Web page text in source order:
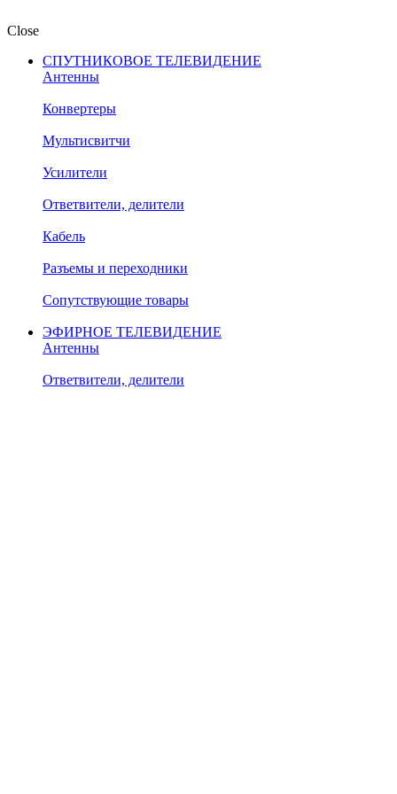
Close
СПУТНИКОВОЕ ТЕЛЕВИДЕНИЕ
Антенны
Конвертеры
Мультисвитчи
Усилители
Ответвители, делители
Кабель
Разъемы и переходники
Сопутствующие товары
ЭФИРНОЕ ТЕЛЕВИДЕНИЕ
Антенны
Ответвители, делители